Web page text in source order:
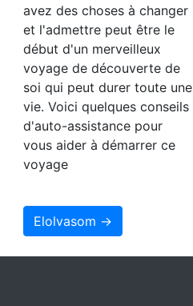
avez des choses à changer
et l'admettre peut être le
début d'un merveilleux
voyage de découverte de
soi qui peut durer toute une
vie. Voici quelques conseils
d'auto-assistance pour
vous aider à démarrer ce
voyage
Elolvasom →